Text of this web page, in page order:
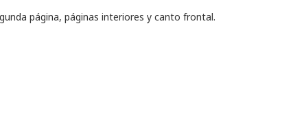
página, páginas interiores y canto frontal.